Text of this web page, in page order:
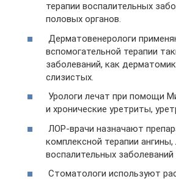
терапии воспалительных
половых органов.
Дерматовенерологи
вспомогательной терапии
заболеваний, как
слизистых.
Урологи лечат при помощи
и хронические уретриты,
ЛОР-врачи назначают
комплексной терапии ангины,
воспалительных заболеваний
Стоматологи используют